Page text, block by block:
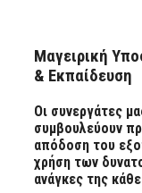
Μαγειρική
& Εκπαίδευση
Οι συνεργάτες
συμβουλεύουν
απόδοση του
χρήση των
ανάγκες της